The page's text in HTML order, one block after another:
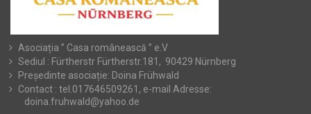
Asociația ” Casa românească ” e.V
Sediul : Fürtherstr Fürtherstr.181, 90429 Nürnberg
Președinte asociație: Doina Frühwald
Contact : tel.017646509261, e-mail Adresse:
doina.fruhwald@yahoo.de